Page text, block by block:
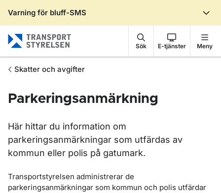
Varning för bluff-SMS
Sök E-tjänster Meny
Skatter och avgifter
Parkeringsanmärkning
Här hittar du information om
parkeringsanmärkningar som utfärdas av
kommun eller polis på gatumark.
Transportstyrelsen administrerar de
parkeringsanmärkningar som kommun och polis utfärdar